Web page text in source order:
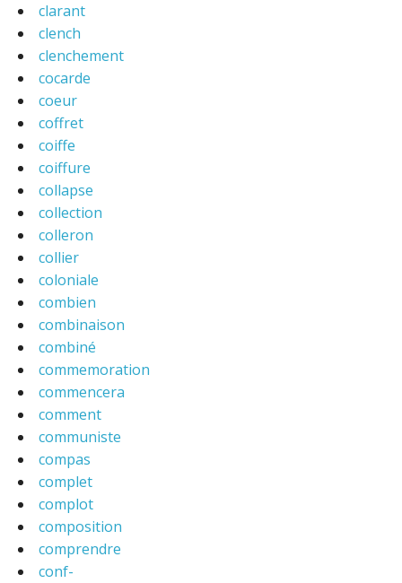
clarant
clench
clenchement
cocarde
coeur
coffret
coiffe
coiffure
collapse
collection
colleron
collier
coloniale
combien
combinaison
combiné
commemoration
commencera
comment
communiste
compas
complet
complot
composition
comprendre
conf-